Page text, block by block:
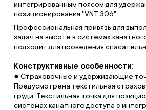
интегрированным поясом для
позиционирования "VNT 306"
Профессиональная привязь для
задач на высоте в системах
подходит для проведения
Конструктивные особенности:
● Страховочные и удерживающие
Предусмотрена текстильная
груди. Текстильная точка для
системах канатного доступа с